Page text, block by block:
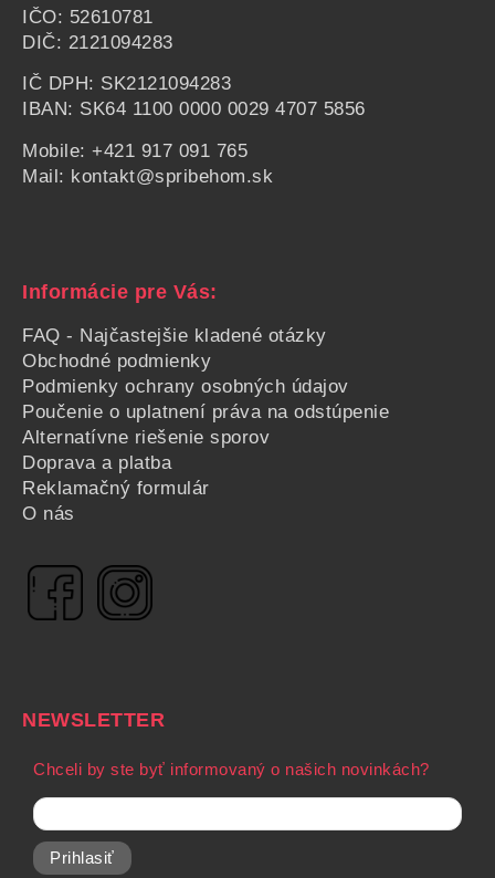
IČO: 52610781
DIČ: 2121094283
IČ DPH: SK2121094283
IBAN: SK64 1100 0000 0029 4707 5856
Mobile: +421 917 091 765
Mail: kontakt@spribehom.sk
Informácie pre Vás:
FAQ - Najčastejšie kladené otázky
Obchodné podmienky
Podmienky ochrany osobných údajov
Poučenie o uplatnení práva na odstúpenie
Alternatívne riešenie sporov
Doprava a platba
Reklamačný formulár
O nás
NEWSLETTER
Chceli by ste byť informovaný o našich novinkách?
Prihlasiť